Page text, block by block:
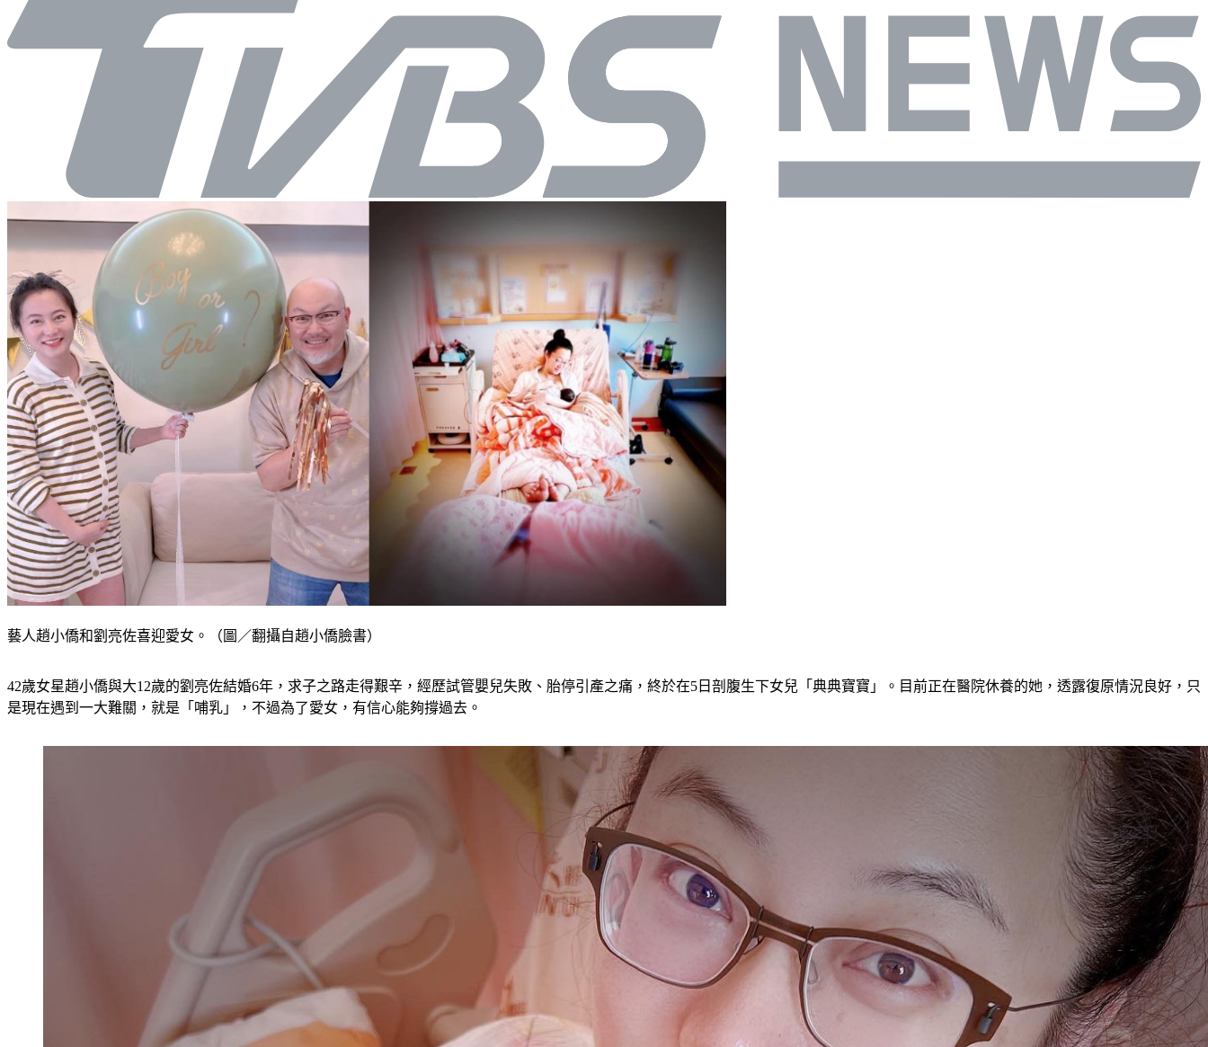
藝人趙小僑和劉亮佐喜迎愛女。（圖／翻攝自趙小僑臉書）
42歲女星趙小僑與大12歲的劉亮佐結婚6年，求子之路走得艱辛，經歷試管嬰兒失敗、胎停引產之痛，終於在5日剖腹生下女兒「典典寶寶」。目前正在醫院休養的她，透露復原情況良好，只
是現在遇到一大難關，就是「哺乳」，不過為了愛女，有信心能夠撐過去。